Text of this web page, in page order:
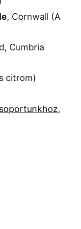
, Cornwall (A
Cumbria
citrom)
,